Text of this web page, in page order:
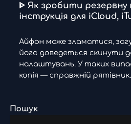
ᐈ Як зробити резервну
інструкція для iCloud,
Айфон може зламатися,
його доведеться скинути
налаштувань. У таких
копія — справжній
Пошук